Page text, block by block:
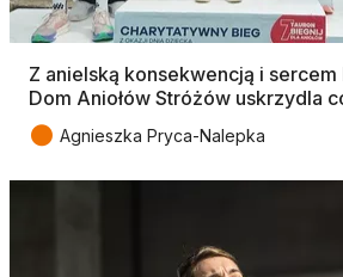
Z anielską konsekwencją i
Dom Aniołów Stróżów uskrzydla
● Agnieszka Pryca-Nalepka